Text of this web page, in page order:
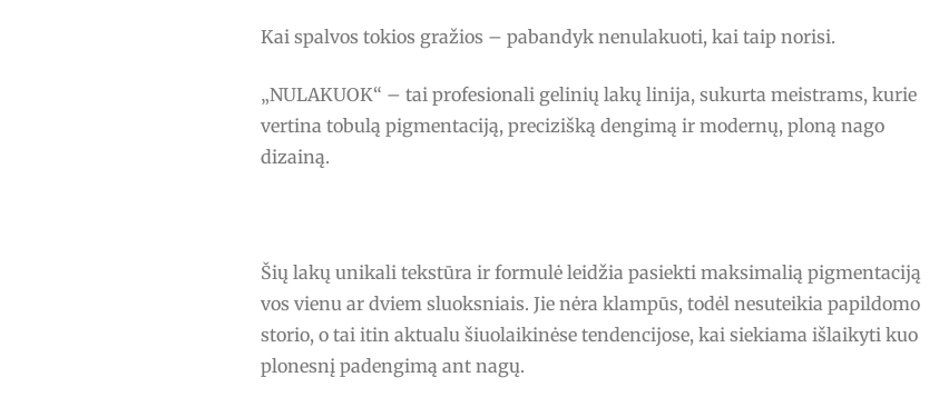
Kai spalvos tokios gražios – pabandyk nenulakuoti, kai taip norisi.
„NULAKUOK“ – tai profesionali gelinių lakų linija, sukurta meistrams, kurie
vertina tobulą pigmentaciją, precizišką dengimą ir modernų, ploną nago
dizainą.
Šių lakų unikali tekstūra ir formulė leidžia pasiekti maksimalią pigmentaciją
vos vienu ar dviem sluoksniais. Jie nėra klampūs, todėl nesuteikia papildomo
storio, o tai itin aktualu šiuolaikinėse tendencijose, kai siekiama išlaikyti kuo
plonesnį padengimą ant nagų.